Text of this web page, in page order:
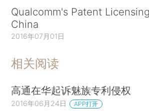
Qualcomm's Patent
China
2016年07月01日
相关阅读
高通在华起诉魅族专利侵权
2016年06月24日 APP打开